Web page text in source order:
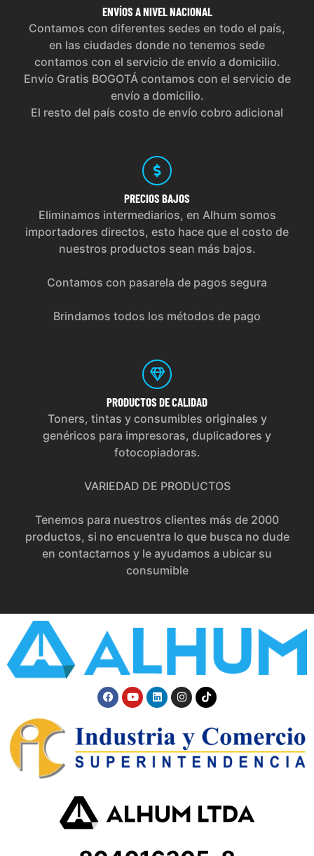
ENVÍOS A NIVEL NACIONAL
Contamos con diferentes sedes en todo el país,
en las ciudades donde no tenemos sede
contamos con el servicio de envío a domicilio.
Envío Gratis BOGOTÁ contamos con el servicio de
envío a domicilio.
El resto del país costo de envío cobro adicional
PRECIOS BAJOS
Eliminamos intermediarios, en Alhum somos
importadores directos, esto hace que el costo de
nuestros productos sean más bajos.
Contamos con pasarela de pagos segura
Brindamos todos los métodos de pago
PRODUCTOS DE CALIDAD
Toners, tintas y consumibles originales y
genéricos para impresoras, duplicadores y
fotocopiadoras.
VARIEDAD DE PRODUCTOS
Tenemos para nuestros clientes más de 2000
productos, si no encuentra lo que busca no dude
en contactarnos y le ayudamos a ubicar su
consumible